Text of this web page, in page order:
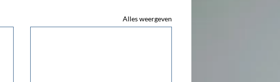
Alles weergeven